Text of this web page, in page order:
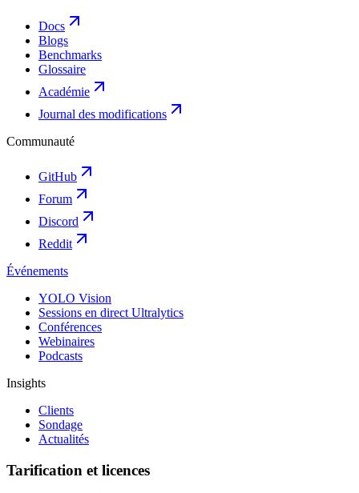
Docs
Blogs
Benchmarks
Glossaire
Académie
Journal des modifications
Communauté
GitHub
Forum
Discord
Reddit
Événements
YOLO Vision
Sessions en direct Ultralytics
Conférences
Webinaires
Podcasts
Insights
Clients
Sondage
Actualités
Tarification et licences